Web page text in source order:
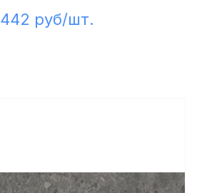
442 руб/шт.